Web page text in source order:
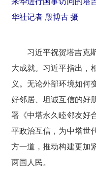
华社记者 殷博古 摄
习近平祝贺塔吉克斯
大成就。习近平指出，
义。无论外部环境如何
好邻居、坦诚互信的好
署《中塔永久睦邻友好
平政治互信，为中塔世
方一道，推动构建更加
两国人民。